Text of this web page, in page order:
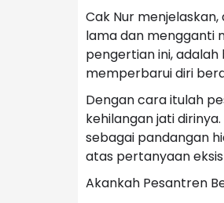
Cak Nur
lama dan mengganti
pengertian ini, adalah
memperbarui diri
Dengan cara itulah
kehilangan jati
sebagai pandangan
atas pertanyaan
Akankah Pesantren